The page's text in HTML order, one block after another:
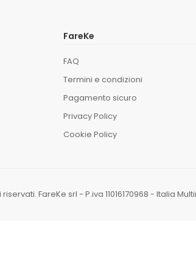
FareKe
FAQ
Termini e condizioni
Pagamento sicuro
Privacy Policy
Cookie Policy
FareKe srl - P.iva 11016170968 - Italia